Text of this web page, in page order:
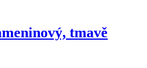
tmavě